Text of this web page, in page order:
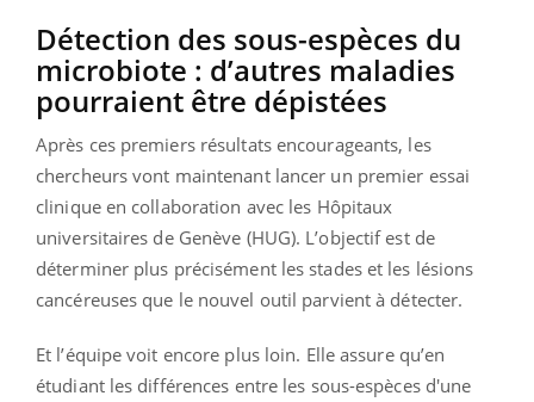
Détection des sous-espèces du
microbiote : d’autres maladies
pourraient être dépistées
Après ces premiers résultats encourageants, les
chercheurs vont maintenant lancer un premier essai
clinique en collaboration avec les Hôpitaux
universitaires de Genève (HUG). L’objectif est de
déterminer plus précisément les stades et les lésions
cancéreuses que le nouvel outil parvient à détecter.
Et l’équipe voit encore plus loin. Elle assure qu’en
étudiant les différences entre les sous-espèces d'une